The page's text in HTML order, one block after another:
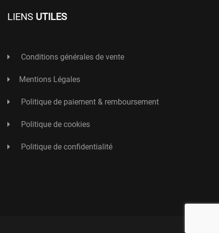
LIENS UTILES
Conditions générales de vente
Mentions Légales
Politique de paiement & remboursement
Politique de cookies
Politique de confidentialité